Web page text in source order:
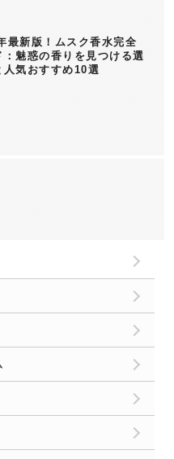
最新版！ムスク香水完全
：魅惑の香りを見つける選
人気おすすめ10選